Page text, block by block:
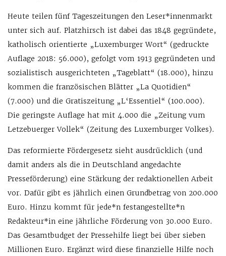
Heute teilen fünf Tageszeitungen den Leser*innenmarkt
unter sich auf. Platzhirsch ist dabei das 1848 gegründete,
katholisch orientierte „Luxemburger Wort“ (gedruckte
Auflage 2018: 56.000), gefolgt vom 1913 gegründeten und
sozialistisch ausgerichteten „Tageblatt“ (18.000), hinzu
kommen die französischen Blätter „La Quotidien“
(7.000) und die Gratiszeitung „L‘Essentiel“ (100.000).
Die geringste Auflage hat mit 4.000 die „Zeitung vum
Letzebuerger Vollek“ (Zeitung des Luxemburger Volkes).
Das reformierte Fördergesetz sieht ausdrücklich (und
damit anders als die in Deutschland angedachte
Presseförderung) eine Stärkung der redaktionellen Arbeit
vor. Dafür gibt es jährlich einen Grundbetrag von 200.000
Euro. Hinzu kommt für jede*n festangestellte*n
Redakteur*in eine jährliche Förderung von 30.000 Euro.
Das Gesamtbudget der Pressehilfe liegt bei über sieben
Millionen Euro. Ergänzt wird diese finanzielle Hilfe noch